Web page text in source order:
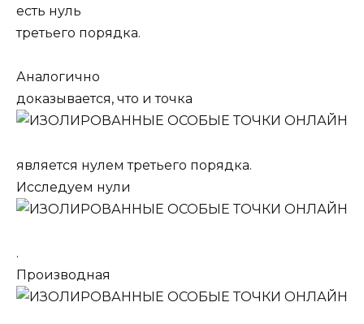
есть нуль
третьего порядка.
Аналогично
доказывается, что и точка
является нулем третьего порядка.
Исследуем нули
.
Производная